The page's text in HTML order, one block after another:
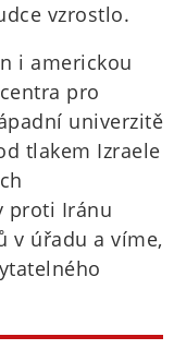
vzrostlo.
i americkou
pro
univerzitě
tlakem Izraele
proti Iránu
v úřadu a víme,